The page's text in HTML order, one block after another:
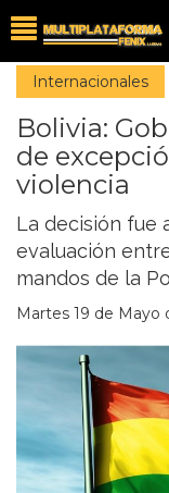
Internacionales
Bolivia:
de
violencia
La decisión fue
evaluación
mandos de la
Martes 19 de Mayo